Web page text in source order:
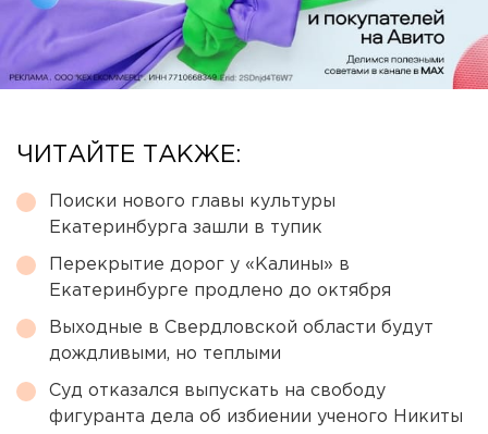
ЧИТАЙТЕ ТАКЖЕ:
Поиски нового главы культуры
Екатеринбурга зашли в тупик
Перекрытие дорог у «Калины» в
Екатеринбурге продлено до октября
Выходные в Свердловской области будут
дождливыми, но теплыми
Суд отказался выпускать на свободу
фигуранта дела об избиении ученого Никиты